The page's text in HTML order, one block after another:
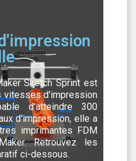
Sketch Sprint est
vitesses d'impression
d'atteindre 300
d'impression, elle a
imprimantes FDM
Retrouvez les
ci-dessous.